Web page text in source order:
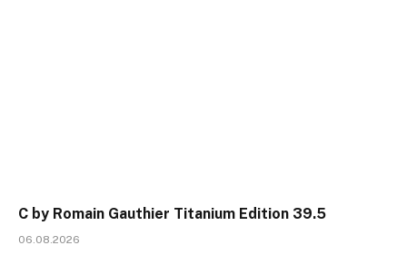
C by Romain Gauthier Titanium Edition 39.5
06.08.2026